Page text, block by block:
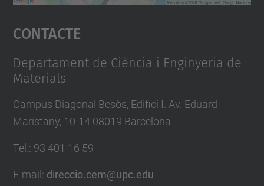
Accepta
powered by
Contacte
Departament de Ciència i Enginyeria de
Materials
Campus Diagonal Besòs, Edifici I. Av. Eduard
Maristany, 10-14 08019 Barcelona
Tel. : 93 401 16 59
E-mail: direccio.cem@upc.edu